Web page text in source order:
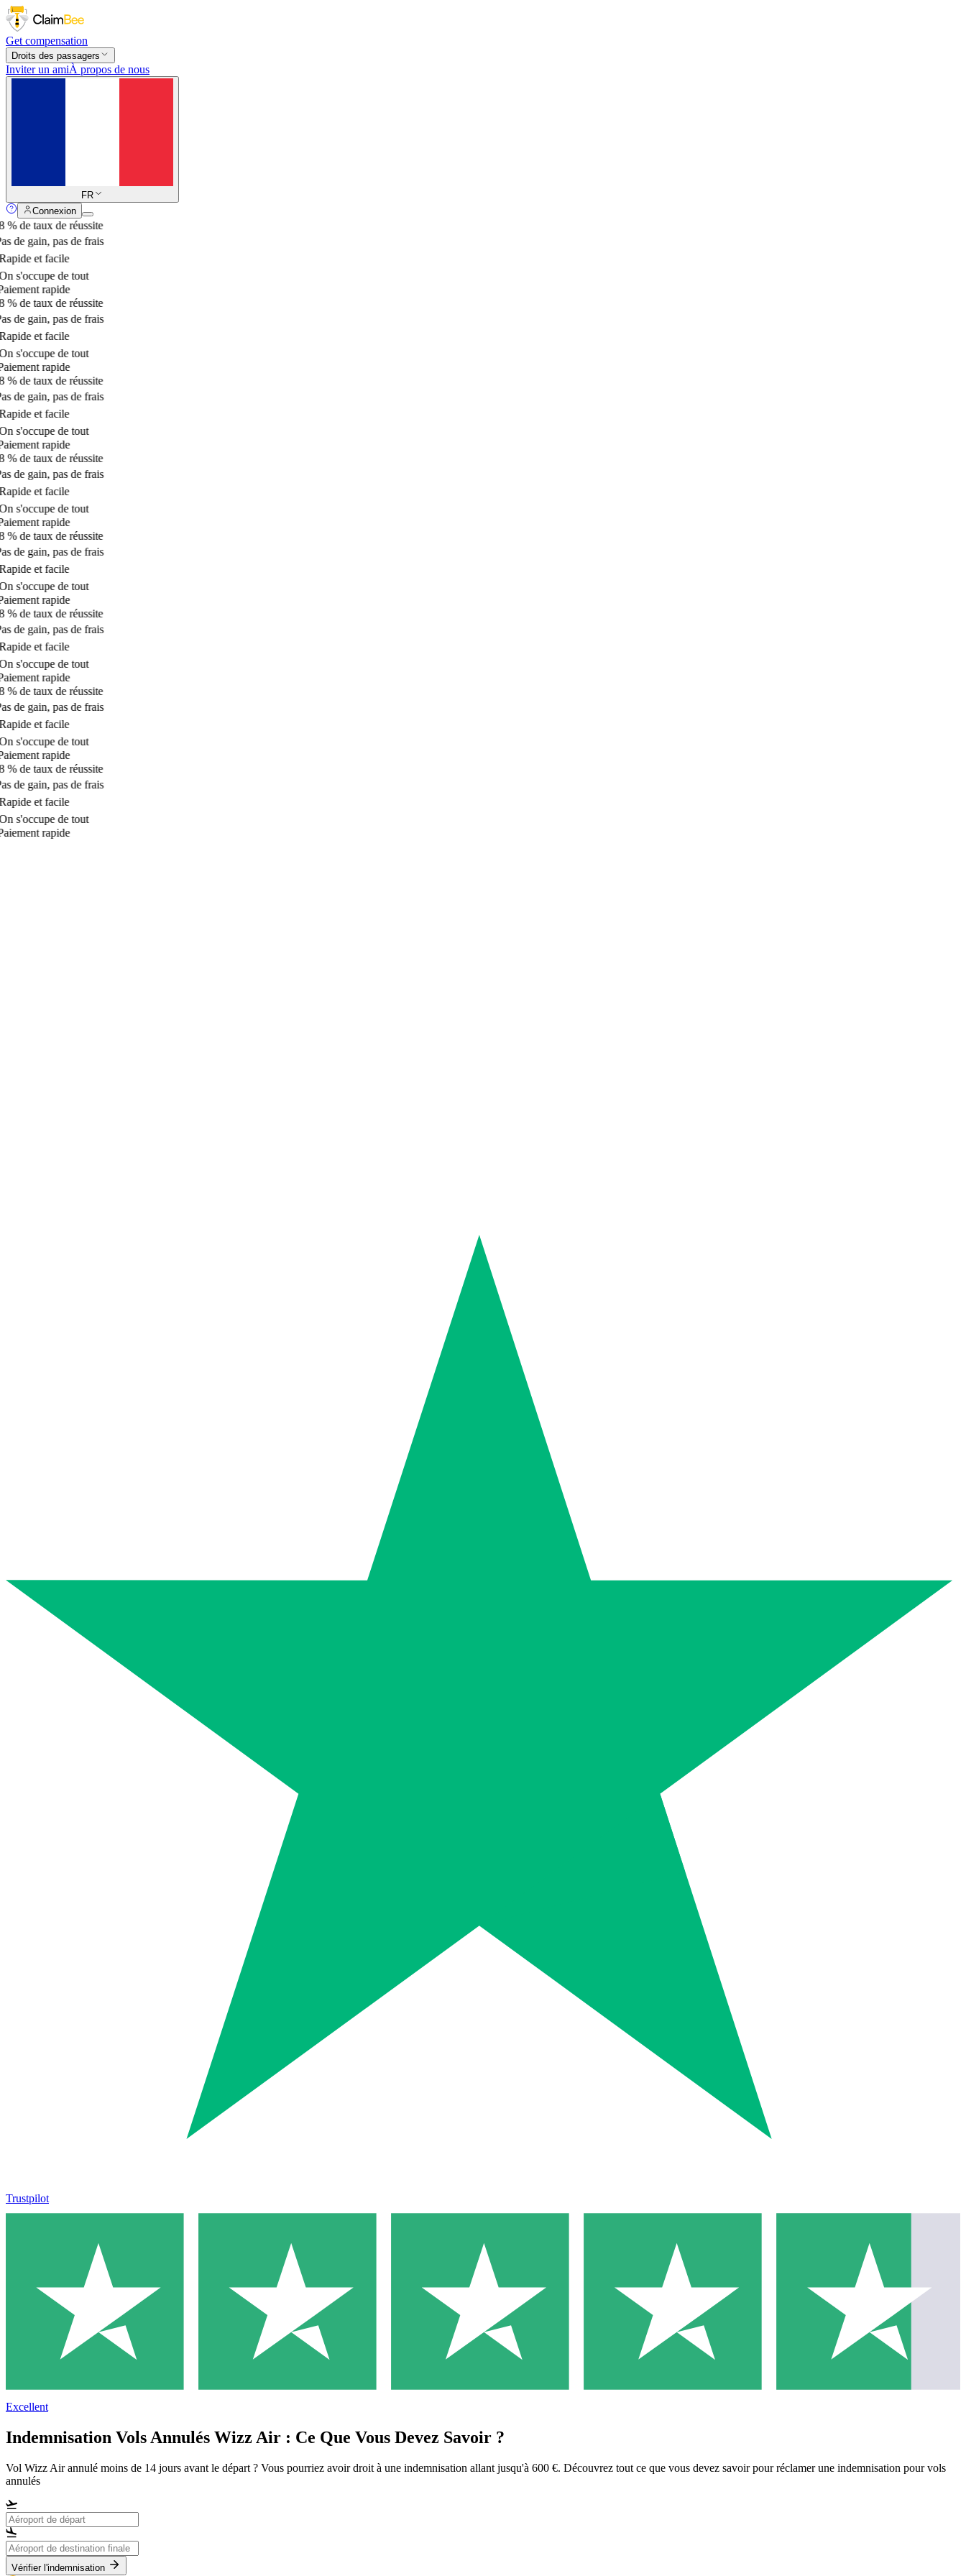
Get compensation
Droits des passagers
Inviter un amiÀ propos de nous
FR
Connexion
% de taux de réussite
de gain, pas de frais
et facile
s'occupe de tout
rapide
% de taux de réussite
de gain, pas de frais
et facile
s'occupe de tout
rapide
% de taux de réussite
de gain, pas de frais
et facile
s'occupe de tout
rapide
% de taux de réussite
de gain, pas de frais
et facile
s'occupe de tout
rapide
% de taux de réussite
de gain, pas de frais
et facile
s'occupe de tout
rapide
% de taux de réussite
de gain, pas de frais
et facile
s'occupe de tout
rapide
% de taux de réussite
de gain, pas de frais
et facile
s'occupe de tout
rapide
% de taux de réussite
de gain, pas de frais
et facile
s'occupe de tout
rapide
Trustpilot
Excellent
Indemnisation Vols Annulés Wizz Air : Ce Que Vous Devez Savoir ?
Vol Wizz Air annulé moins de 14 jours avant le départ ? Vous pourriez avoir droit à une indemnisation allant jusqu'à 600 €. Découvrez tout ce que vous devez savoir pour réclamer une indemnisation pour vols
annulés
Vérifier l'indemnisation